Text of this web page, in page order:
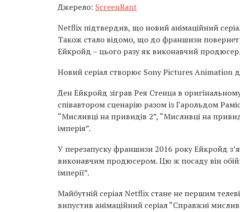
Джерело: ScreenRant
Netflix підтвердив, що новий анімаційний
Також стало відомо, що до франшизи
Ейкройд – цього разу як виконавчий продюсер.
Новий серіал створює Sony Pictures Animation
Ден Ейкройд зіграв Рея Стенца в
співавтором сценарію разом із Гарольдом
“Мисливці на привидів 2”, “Мисливці на
імперія”.
У перезапуску франшизи 2016 року Ейкройд
виконавчим продюсером. Цю ж посаду він
імперії”.
Майбутній серіал Netflix стане не першим
випустив анімаційний серіал “Справжні